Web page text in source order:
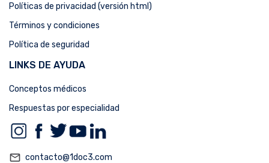
Políticas de privacidad (versión html)
Términos y condiciones
Política de seguridad
LINKS DE AYUDA
Conceptos médicos
Respuestas por especialidad
mail_outline contacto@1doc3.com